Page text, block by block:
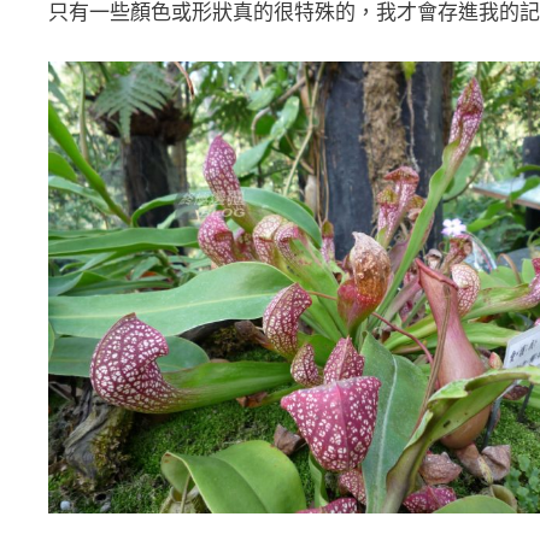
只有一些顏色或形狀真的很特殊的，我才會存進我的